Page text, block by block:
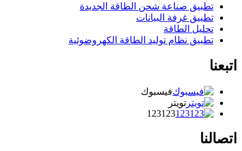
تطبيق صناعة شحن الطاقة الجديدة
تطبيق غرفة البيانات
تحليل الطاقة
تطبيق نظام توليد الطاقة الكهروضوئية
اتبعنا
فيسبوك
تويتر
123123
اتصالنا